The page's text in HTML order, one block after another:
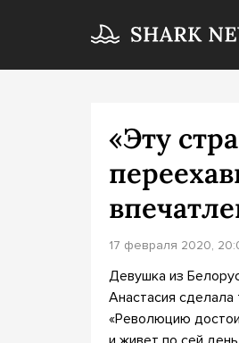
«Эту
17 февраля 2020,
Девушка из
Анастасия сделала
«Революцию